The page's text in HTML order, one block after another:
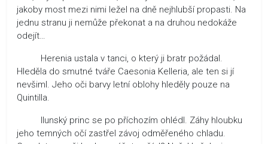
jakoby most mezi nimi ležel na dně nejhlubší propasti. Na
jednu stranu ji nemůže překonat a na druhou nedokáže
odejít…
Herenia ustala v tanci, o který ji bratr požádal.
Hleděla do smutné tváře Caesonia Kelleria, ale ten si jí
nevšiml. Jeho oči barvy letní oblohy hleděly pouze na
Quintilla.
Ilunský princ se po příchozím ohlédl. Záhy hloubku
jeho temných očí zastřel závoj odměřeného chladu.